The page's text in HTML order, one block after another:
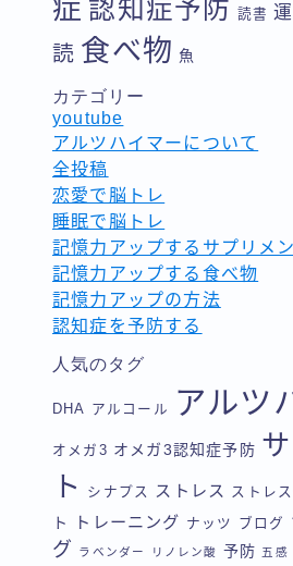
症 認知症予防 読書
読 食べ物 魚
カテゴリー
youtube
アルツハイマーについて
全投稿
恋愛で脳トレ
睡眠で脳トレ
記憶力アップするサプリメ
記憶力アップする食べ物
記憶力アップの方法
認知症を予防する
人気のタグ
DHA アルコール アルツ
オメガ3 オメガ3認知症予防
ト
シナプス ストレス ストレ
ト
トレーニング ナッツ ブログ
グ
ラベンダー リノレン酸 予防 五感